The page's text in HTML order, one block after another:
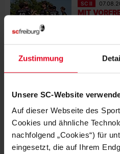
Zustimmung
Unsere SC-Website
Auf dieser Webseite des
Cookies und ähnliche
nachfolgend „Cookies“) für
eingesetzt, die auf Ihrem
SC II
MIT
MIT
SC II
TESTSPIEL
ACHTMAL